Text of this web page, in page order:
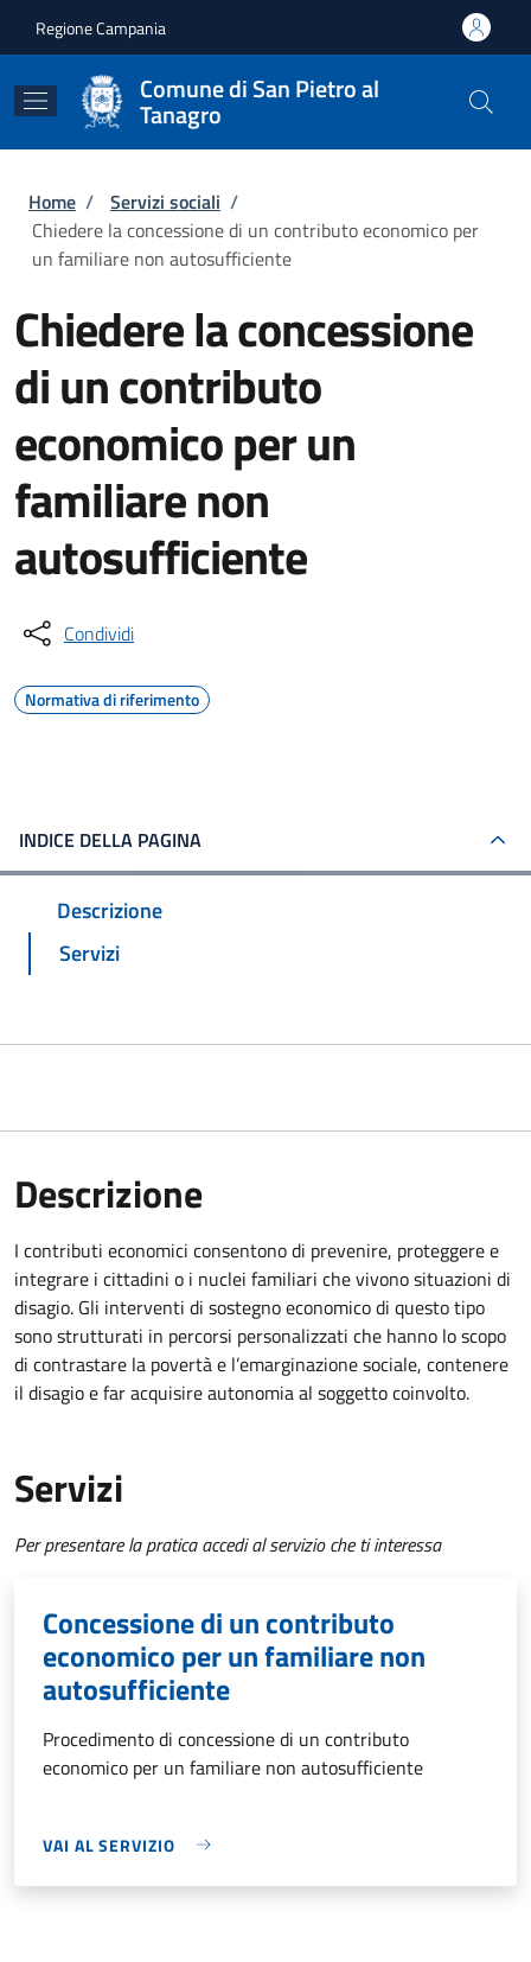
Regione Campania
Comune di San Pietro al
Tanagro
Briciole di pane
Home / Servizi sociali /
Chiedere la concessione di un contributo economico per
un familiare non autosufficiente
Chiedere la concessione
di un contributo
economico per un
familiare non
autosufficiente
Condividi
Normativa di riferimento
INDICE DELLA PAGINA
Descrizione
Servizi
Descrizione
I contributi economici consentono di prevenire, proteggere e
integrare i cittadini o i nuclei familiari che vivono situazioni di
disagio. Gli interventi di sostegno economico di questo tipo
sono strutturati in percorsi personalizzati che hanno lo scopo
di contrastare la povertà e l’emarginazione sociale, contenere
il disagio e far acquisire autonomia al soggetto coinvolto.
Servizi
Per presentare la pratica accedi al servizio che ti interessa
Concessione di un contributo
economico per un familiare non
autosufficiente
Procedimento di concessione di un contributo
economico per un familiare non autosufficiente
VAI AL SERVIZIO